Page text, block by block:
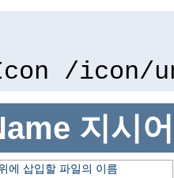
/icon/
지시어
에 삽입할 파일의 이름